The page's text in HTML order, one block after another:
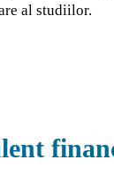
al studiilor.